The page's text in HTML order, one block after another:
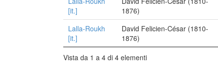
[it.]
1876)
Lalla-Roukh
[it.]
David Felicien-César (1810-
1876)
Vista da 1 a 4 di 4 elementi